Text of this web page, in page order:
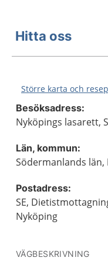
Hitta oss
Större karta och
Besöksadress:
Nyköpings lasarett,
Län, kommun:
Södermanlands län,
Postadress:
SE,
Nyköping
VÄGBESKRIVNING